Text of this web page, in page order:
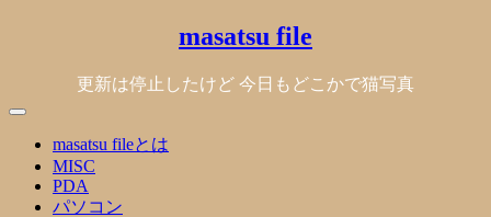
masatsu file
更新は停止したけど 今日もどこかで猫写真
masatsu fileとは
MISC
PDA
パソコン